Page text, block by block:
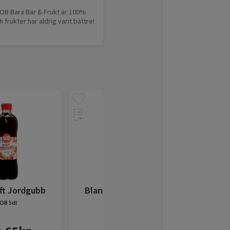
Bara Bär & Frukt är 100%
frukter har aldrig varit bättre!
Jordgubb
5dl
Blandsaft Jordgubb